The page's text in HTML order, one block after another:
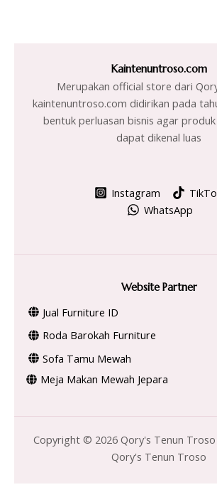
Kaintenuntroso.com
Merupakan official store dari
kaintenuntroso.com didirikan pada
bentuk perluasan bisnis agar
dapat dikenal luas
Instagram
WhatsApp
Website Partner
Jual Furniture ID
Roda Barokah Furniture
Sofa Tamu Mewah
Meja Makan Mewah Jepara
Copyright © 2026 Qory's Tenun
Qory's Tenun Troso